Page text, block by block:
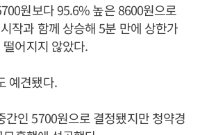
원보다 95.6% 높은 8600원으로
작과 함께 상승해 5분 만에 상한가
어지지 않았다.
예견됐다.
간인 5700원으로 결정됐지만 청약경